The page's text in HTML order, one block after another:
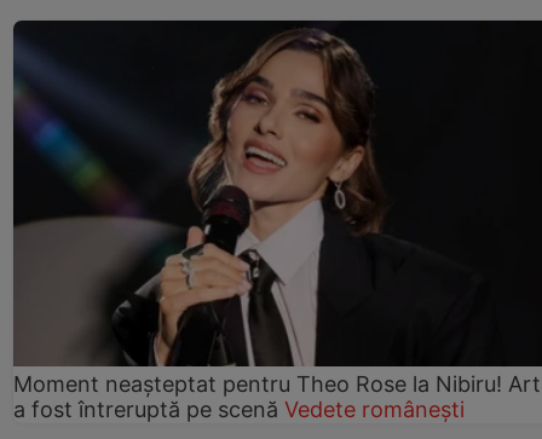
Moment neașteptat pentru Theo Rose la Nibiru!
a fost întreruptă pe scenă Vedete românești